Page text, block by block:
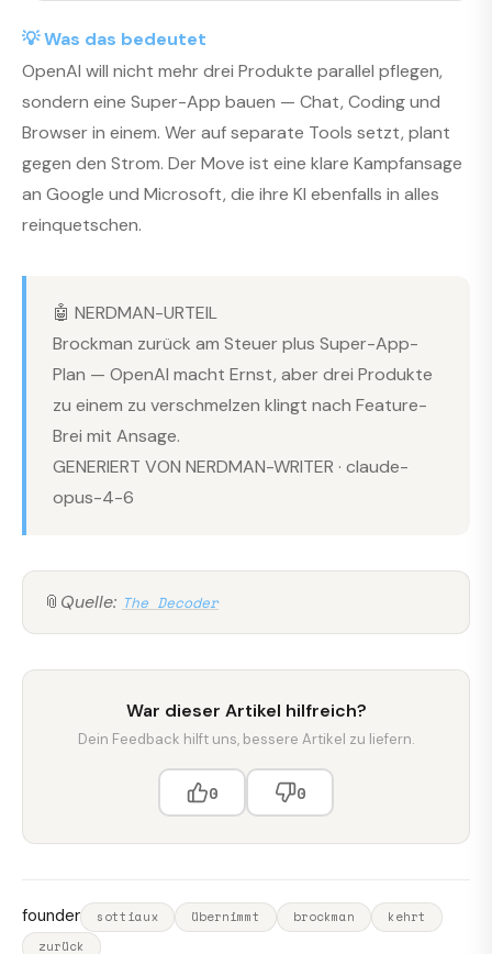
💡 Was das bedeutet
OpenAI will nicht mehr drei Produkte parallel pflegen,
sondern eine Super-App bauen — Chat, Coding und
Browser in einem. Wer auf separate Tools setzt, plant
gegen den Strom. Der Move ist eine klare Kampfansage
an Google und Microsoft, die ihre KI ebenfalls in alles
reinquetschen.
🤖 NERDMAN-URTEIL
Brockman zurück am Steuer plus Super-App-
Plan — OpenAI macht Ernst, aber drei Produkte
zu einem zu verschmelzen klingt nach Feature-
Brei mit Ansage.
GENERIERT VON NERDMAN-WRITER · claude-
opus-4-6
📎 Quelle: The Decoder
War dieser Artikel hilfreich?
Dein Feedback hilft uns, bessere Artikel zu liefern.
0 0
founder sottiaux übernimmt brockman
kehrt
zurück